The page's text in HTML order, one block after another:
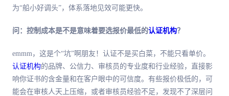
为“船小好调头”，体系落地见效可能更快。
问：控制成本是不是意味着要选报价最低的认证机构？
emmm，这是个“坑”啊朋友！认证不是买白菜，不能只看单价。
认证机构的品牌、公信力、审核员的专业度和行业经验，直接影
响你证书的含金量和在客户眼中的可信度。有些报价极低的，可
能会在审核人天上压缩，或者审核员经验不足，发现不了深层问